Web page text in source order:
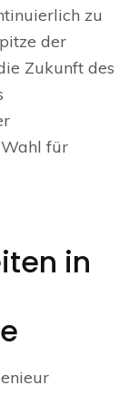
zu
der
Zukunft des
für
in